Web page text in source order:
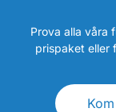
Prova alla våra
prispaket eller